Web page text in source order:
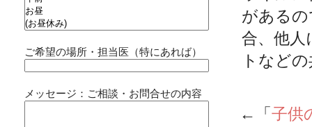
がある
合、他
トなど
←「子供
ご希望の場所・担当医（特にあれば）
メッセージ：ご相談・お問合せの内容